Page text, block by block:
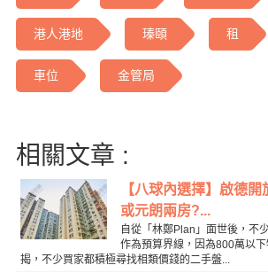
港人港地 瑧頤 租
車位 金管局
相關文章 :
【八球內選擇】啟德
或元朗兩房?...
自從「林鄭Plan」面世後，不
作為預算界線，因為800萬以
揭，不少買家都積極尋找相類價錢的二手盤...